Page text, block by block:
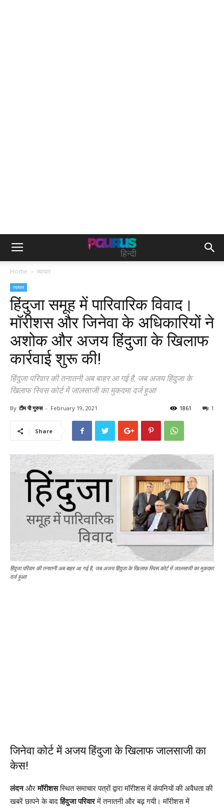
Home व्यापार
व्यापार
हिंदुजा समूह में पारिवारिक विवाद।
मॉरीशस और जिनेवा के अधिकारियों ने
अशोक और अजय हिंदुजा के खिलाफ
कार्रवाई शुरू की!
हिंदुजा परिवार की तनातनी अब बाहर आ गई है, जब अजय हिंदुजा के
खिलाफ स्विस कोर्ट में जालसाजी का मुकदमा दर्ज हुआ!
By टीम पी गुरुस - February 19, 2021 1
1861
Share
हिंदुजा परिवार की तनातनी अब बाहर आ गई है, जब अजय हिंदुजा के खिलाफ स्विस कोर्ट में जालसाजी का मुकदमा
दर्ज हुआ!
जिनेवा कोर्ट में अजय हिंदुजा के खिलाफ जालसाजी का
केस!
लंदनऔरमॉरीशसस्थित समाचार पत्रों द्वारा मॉरीशस में कंपनियों की अवैधता की
खबरें छापने के बादहिंदुजा परिवारमें तनातनी और बढ़ गयी। मॉरीशस में